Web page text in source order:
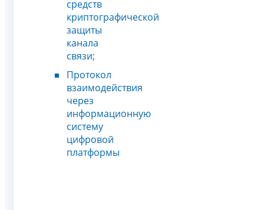
средств
криптографической
защиты
канала
связи;
Протокол
взаимодействия
через
информационную
систему
цифровой
платформы